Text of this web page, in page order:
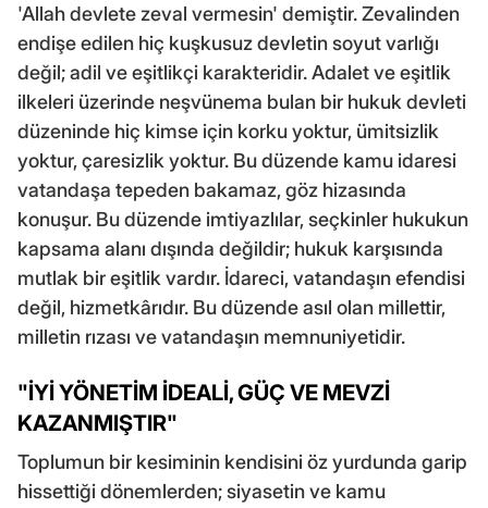
'Allah devlete zeval vermesin' demiştir. Zevalinden
endişe edilen hiç kuşkusuz devletin soyut varlığı
değil; adil ve eşitlikçi karakteridir. Adalet ve eşitlik
ilkeleri üzerinde neşvünema bulan bir hukuk devleti
düzeninde hiç kimse için korku yoktur, ümitsizlik
yoktur, çaresizlik yoktur. Bu düzende kamu idaresi
vatandaşa tepeden bakamaz, göz hizasında
konuşur. Bu düzende imtiyazlılar, seçkinler hukukun
kapsama alanı dışında değildir; hukuk karşısında
mutlak bir eşitlik vardır. İdareci, vatandaşın efendisi
değil, hizmetkârıdır. Bu düzende asıl olan millettir,
milletin rızası ve vatandaşın memnuniyetidir.
"İYİ YÖNETİM İDEALİ, GÜÇ VE MEVZİ
KAZANMIŞTIR"
Toplumun bir kesiminin kendisini öz yurdunda garip
hissettiği dönemlerden; siyasetin ve kamu